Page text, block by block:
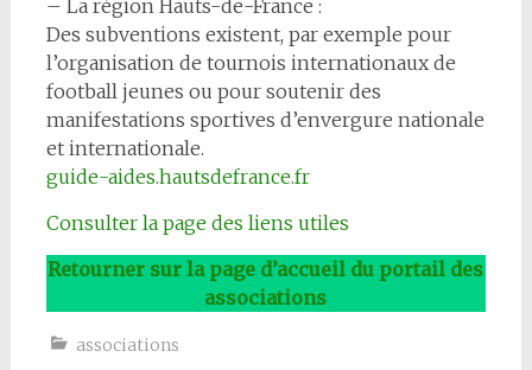
– La région Hauts-de-France :
Des subventions existent, par exemple pour
l’organisation de tournois internationaux de
football jeunes ou pour soutenir des
manifestations sportives d’envergure nationale
et internationale.
guide-aides.hautsdefrance.fr
Consulter la page des liens utiles
Retourner sur la page d’accueil du portail des
associations
associations